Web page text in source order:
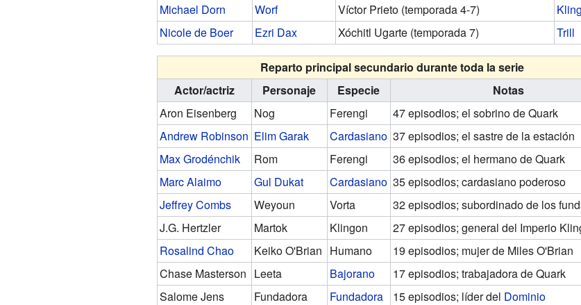
Michael Dorn
Worf Víctor Prieto (temporada 4-7)
Nicole de Boer
Ezri Dax Xóchitl Ugarte (temporada 7) Trill
Reparto principal secundario durante toda la serie
Actor/actriz
Personaje Especie
Notas
Aron Eisenberg
Nog Ferengi
47 episodios; el sobrino de Quark
Andrew Robinson Elim Garak Cardasiano 37 episodios; el sastre de la estación
Max Grodénchik
Rom Ferengi
36 episodios; el hermano de Quark
Marc Alaimo
Gul Dukat Cardasiano 35 episodios; cardasiano poderoso
Jeffrey Combs
Weyoun Vorta
32 episodios; subordinado de los
J.G. Hertzler
Martok Klingon
27 episodios; general del Imperio
Rosalind Chao
Keiko O'Brian Humano
19 episodios; mujer de Miles O'Brian
Chase Masterson Leeta Bajorano
17 episodios; trabajadora de Quark
Salome Jens
Fundadora Fundadora 15 episodios; líder del Dominio